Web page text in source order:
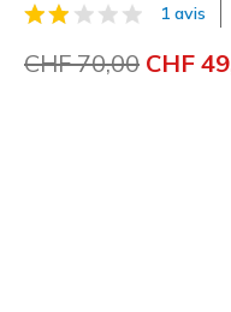
Évaluation client 3.3
1 avis
Prix réduit de
CHF 70,00 à
CHF